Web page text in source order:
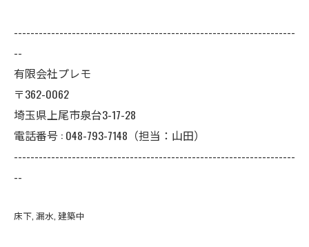
--------------------------------------------------------------------
--
有限会社プレモ
〒362-0062
埼玉県上尾市泉台3-17-28
電話番号 : 048-793-7148（担当：山田）
--------------------------------------------------------------------
--
床下 漏水 建築中